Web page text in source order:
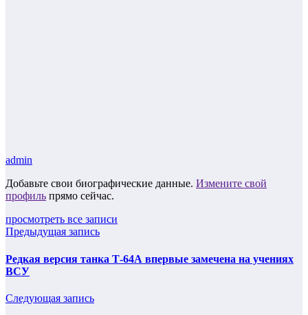
admin
Добавьте свои биографические данные. Измените свой
профиль прямо сейчас.
просмотреть все записи
Предыдущая запись
Редкая версия танка Т-64А впервые замечена на учениях
ВСУ
Следующая запись